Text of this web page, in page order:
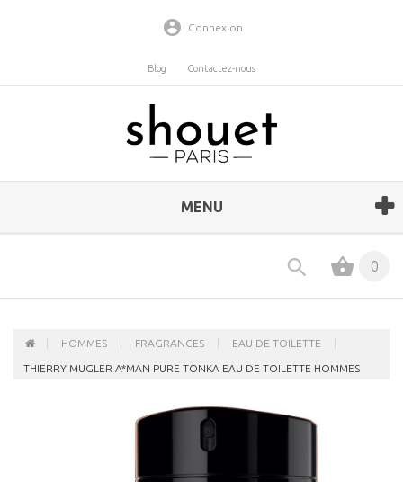
Connexion
Blog Contactez-nous
MENU
0
HOMMES FRAGRANCES EAU DE TOILETTE
THIERRY MUGLER A*MAN PURE TONKA EAU DE TOILETTE HOMMES